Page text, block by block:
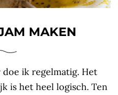
MAKEN
ik regelmatig. Het
is het heel logisch. Ten